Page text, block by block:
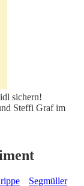
sichern!
Steffi Graf im
Segmüller